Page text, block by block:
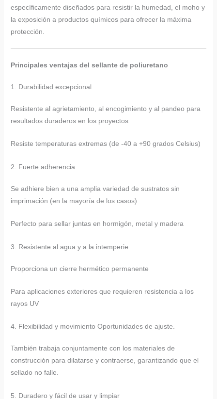
específicamente diseñados para resistir la humedad, el moho y
la exposición a productos químicos para ofrecer la máxima
protección.
Principales ventajas del sellante de poliuretano
1. Durabilidad excepcional
Resistente al agrietamiento, al encogimiento y al pandeo para
resultados duraderos en los proyectos
Resiste temperaturas extremas (de -40 a +90 grados Celsius)
2. Fuerte adherencia
Se adhiere bien a una amplia variedad de sustratos sin
imprimación (en la mayoría de los casos)
Perfecto para sellar juntas en hormigón, metal y madera
3. Resistente al agua y a la intemperie
Proporciona un cierre hermético permanente
Para aplicaciones exteriores que requieren resistencia a los
rayos UV
4. Flexibilidad y movimiento Oportunidades de ajuste.
También trabaja conjuntamente con los materiales de
construcción para dilatarse y contraerse, garantizando que el
sellado no falle.
5. Duradero y fácil de usar y limpiar